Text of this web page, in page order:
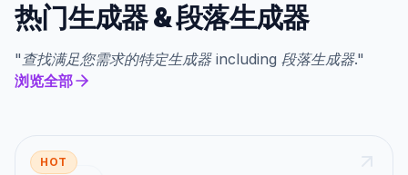
热门生成器&段落生成器
" 查找满足您需求的特定生成器including 段落生成器."
浏览全部
HOT